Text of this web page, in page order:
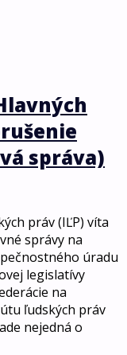
správa)
práv (IĽP) víta
správy na
úradu
legislatívy
na
ľudských práv
nejedná o